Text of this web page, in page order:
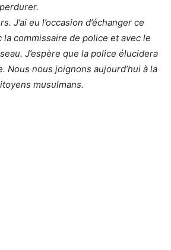
J’ai eu l’occasion d’échanger ce
la commissaire de police et avec le
J’espère que la police élucidera
Nous nous joignons aujourd’hui à la
musulmans.